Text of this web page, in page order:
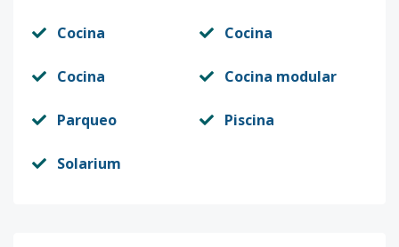
Cocina Cocina
Cocina Cocina modular
Parqueo Piscina
Solarium